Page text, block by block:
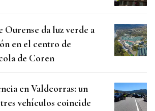
da luz verde a
en el centro de
de Coren
en Valdeorras: un
vehículos coincide